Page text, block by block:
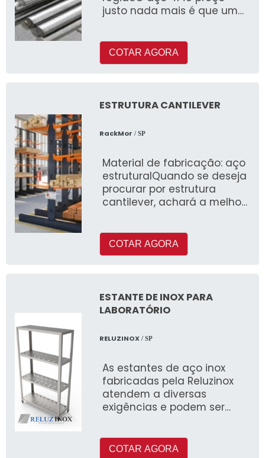
justo nada mais é que um
tempera
COTAR AGORA
ESTRUTURA CANTILEVER
RackMor / SP
Material de fabricação: aço
estruturalQuando se deseja
procurar por estrutura
cantilever, achará a melhor
COTAR AGORA
ESTANTE DE INOX PARA
LABORATÓRIO
RELUZINOX/ SP
As estantes de aço inox
fabricadas pela Reluzinox
atendem a diversas
exigências e podem ser
industriais, etc. Cada
COTAR AGORA